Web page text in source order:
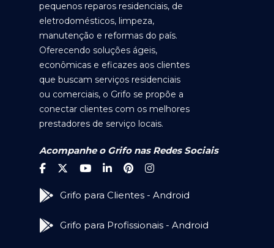
pequenos reparos residenciais, de
eletrodomésticos, limpeza,
manutenção e reformas do país.
Oferecendo soluções ágeis,
econômicas e eficazes aos clientes
que buscam serviços residenciais
ou comerciais, o Grifo se propõe a
conectar clientes com os melhores
prestadores de serviço locais.
Acompanhe o Grifo nas Redes Sociais
Grifo para Clientes - Android
Grifo para Profissionais - Android